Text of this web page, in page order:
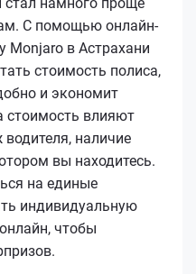
С помощью онлайн-
Monjaro в Астрахани
стоимость полиса,
и экономит
стоимость влияют
наличие
вы находитесь.
на единые
индивидуальную
чтобы